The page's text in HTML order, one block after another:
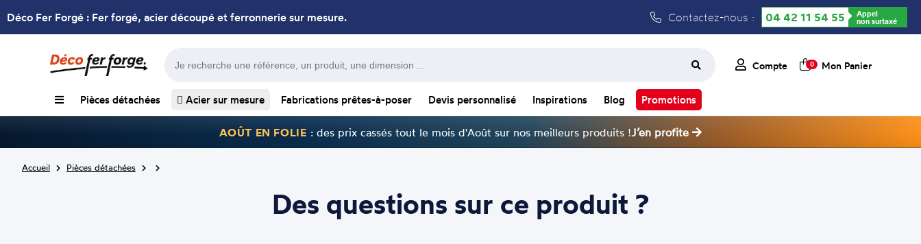
Déco Fer Forgé : Fer forgé, acier découpé et ferronnerie sur mesure. Contactez-nous : 04 42 11 54 55 Appel
non surtaxé
Compte 0 Mon Panier
Pièces détachées Acier sur mesure Fabrications prêtes-à-poser Devis personnalisé Inspirations Blog Promotions
AOÛT EN FOLIE : des prix cassés tout le mois d'Août sur nos meilleurs produits !J’en profite
Accueil Pièces détachées
Des questions sur ce produit ?